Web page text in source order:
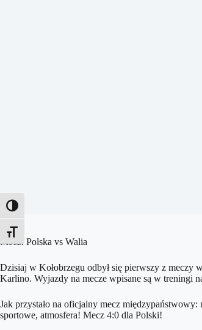
Toggle High Contrast
Toggle Font size
Mecz: Polska vs Walia
Dzisiaj w Kołobrzegu odbył się pierwszy z meczy
Karlino. Wyjazdy na mecze wpisane są w treningi
Jak przystało na oficjalny mecz
sportowe, atmosfera! Mecz 4:0 dla Polski!